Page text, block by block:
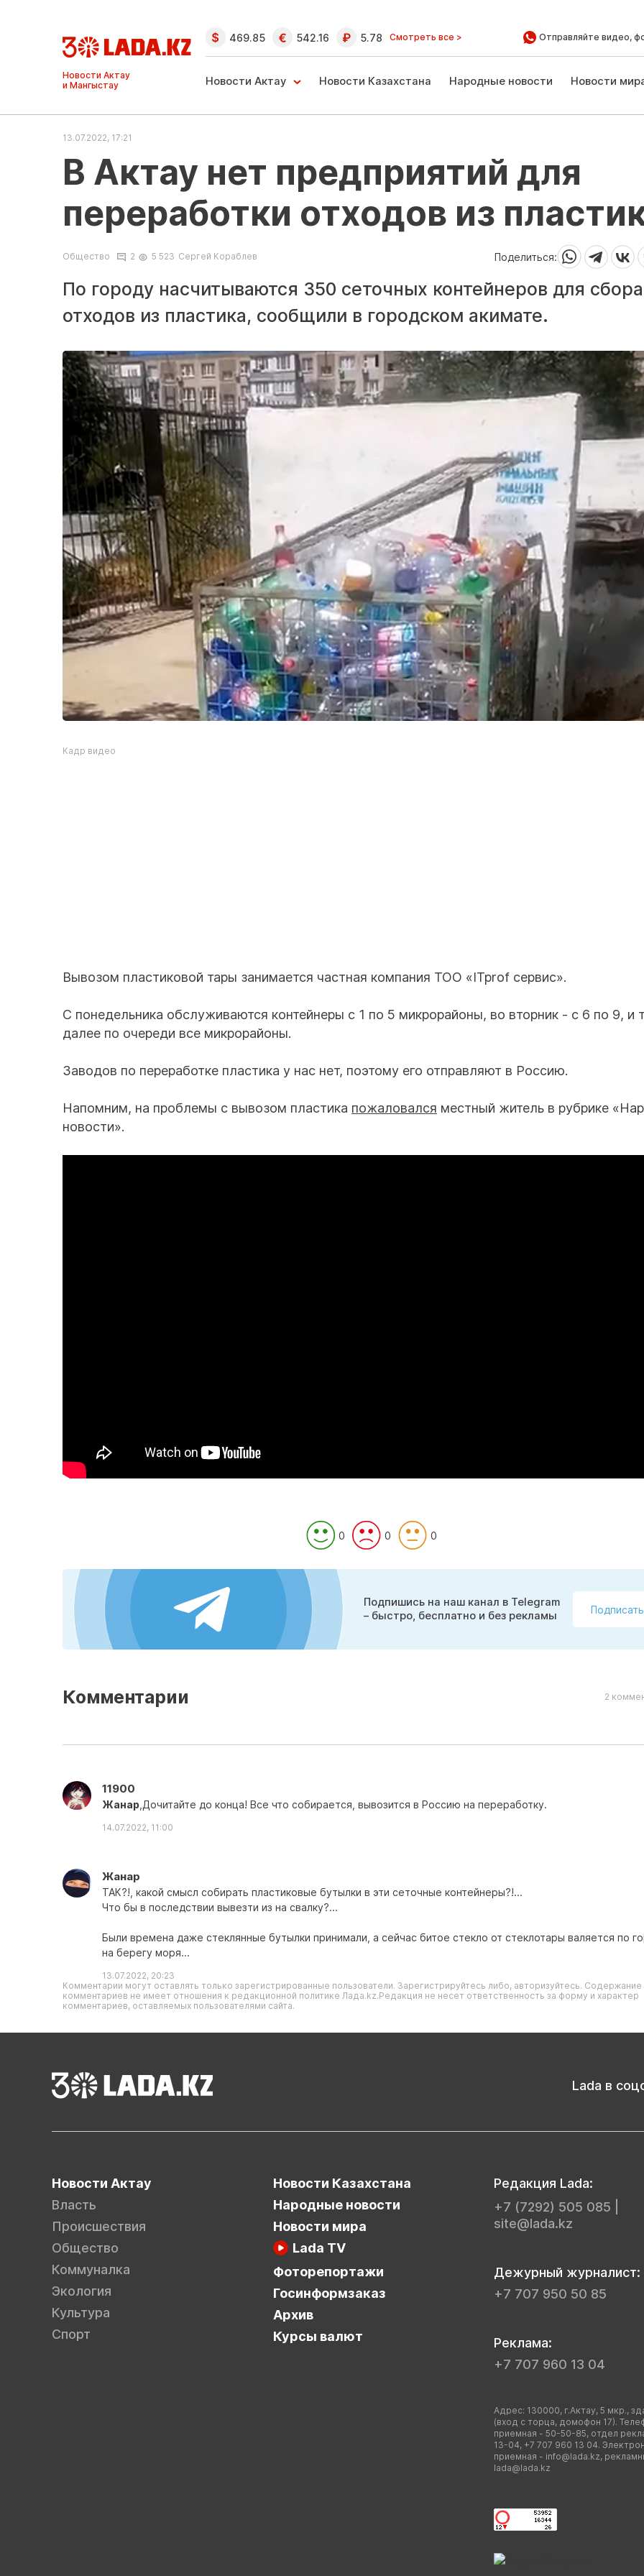
Ақтау және
Манғыстау
жаңалықтары
469.85 542.16 5.78 Смотреть все > Отправляйте видео,
Новости Актау Новости Казахстана Народные новости Новости
13.07.2022, 17:21
В Актау нет предприятий для
переработки отходов из
Общество 2 5 523 Сергей Кораблев Поделиться:
По городу насчитываются 350 сеточных контейнеров для сбора
отходов из пластика, сообщили в городском акимате.
Кадр видео
Вывозом пластиковой тары занимается частная компания ТОО «ITprof сервис».
С понедельника обслуживаются контейнеры с 1 по 5 микрорайоны, во вторник - с 6 по 9, и
далее по очереди все микрорайоны.
Заводов по переработке пластика у нас нет, поэтому его отправляют в Россию.
Напомним, на проблемы с вывозом пластика пожаловался местный житель в рубрике
новости».
0 0 0
Подпишись на наш канал в Telegram
– быстро, бесплатно и без рекламы
Комментарии 2
11900
Жанар ,Дочитайте до конца! Все что собирается, вывозится в Россию на переработку.
14.07.2022, 11:00
Жанар
ТАК?!, какой смысл собирать пластиковые бутылки в эти сеточные контейнеры?!...
Что бы в последствии вывезти из на свалку?...
Были времена даже стеклянные бутылки принимали, а сейчас битое стекло от стеклотары валяется по
на берегу моря...
13.07.2022, 20:23
Комментарии могут оставлять только зарегистрированные пользователи. Зарегистрируйтесь либо, авторизуйтесь. Содержание
комментариев не имеет отношения к редакционной политике Лада.kz.Редакция не несет ответственность за форму и характер
комментариев, оставляемых пользователями сайта.
дорожник →
Lada в
Новости Актау
Власть
Происшествия
Общество
Коммуналка
Экология
Культура
Спорт
Новости Казахстана
Народные новости
Новости мира
Lada TV
Фоторепортажи
Госинформзаказ
Архив
Курсы валют
Редакция Lada:
+7 (7292) 505 085
site@lada.kz
Дежурный журналист:
+7 707 950 50 85
Реклама:
+7 707 960 13 04
Адрес: 130000, г.Актау, 5 мкр.,
(вход с торца, домофон 17).
приемная - 50-50-85, отдел
13-04, +7 707 960 13 04.
приемная - info@lada.kz,
lada@lada.kz